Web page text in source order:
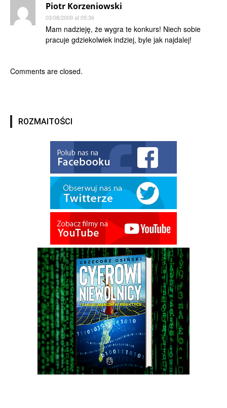
Piotr Korzeniowski
03/08/2009 at 05:36
Mam nadzieję, że wygra te konkurs! Niech sobie
pracuje gdziekolwiek indziej, byle jak najdalej!
Comments are closed.
ROZMAITOŚCI